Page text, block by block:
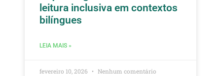
leitura inclusiva em contextos
bilíngues
LEIA MAIS »
fevereiro 10, 2026 Nenhum comentário